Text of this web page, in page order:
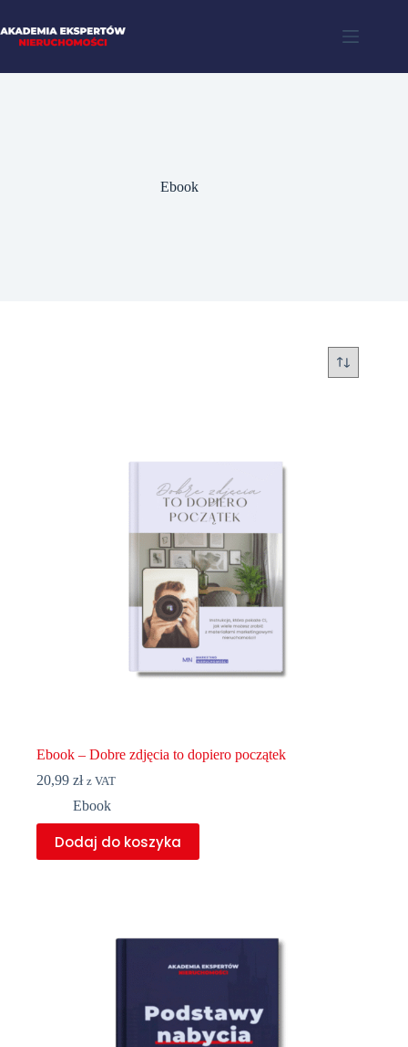
Ebook
Ebook – Dobre zdjęcia to dopiero początek
20,99 zł z VAT
Ebook
Dodaj do koszyka